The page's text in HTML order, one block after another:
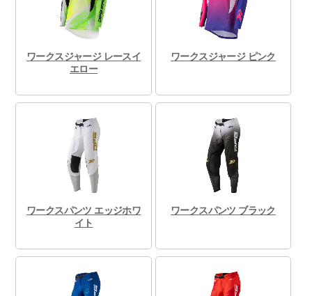
ワークスジャージ レースイ
エロー
ワークスジャージ ピンク
ワークスパンツ エッジホワ
イト
ワークスパンツ ブラック